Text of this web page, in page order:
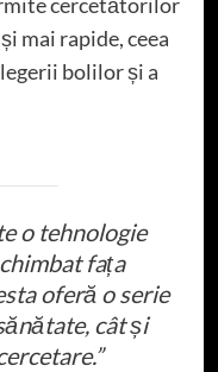
mai rapide, ceea
bolilor și a
o tehnologie
fața
oferă o serie
cât și